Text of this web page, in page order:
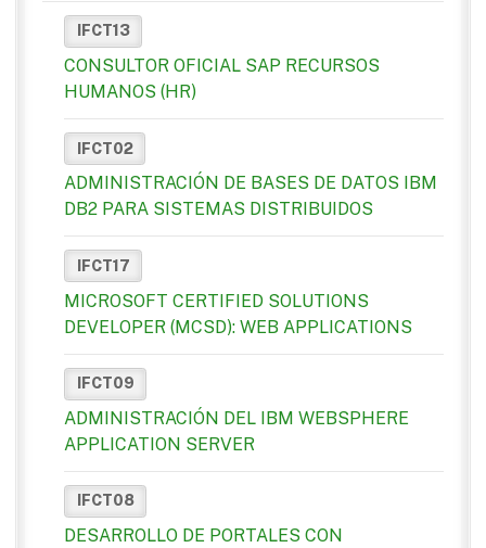
IFCT13
CONSULTOR OFICIAL SAP RECURSOS
HUMANOS (HR)
IFCT02
ADMINISTRACIÓN DE BASES DE DATOS IBM
DB2 PARA SISTEMAS DISTRIBUIDOS
IFCT17
MICROSOFT CERTIFIED SOLUTIONS
DEVELOPER (MCSD): WEB APPLICATIONS
IFCT09
ADMINISTRACIÓN DEL IBM WEBSPHERE
APPLICATION SERVER
IFCT08
DESARROLLO DE PORTALES CON